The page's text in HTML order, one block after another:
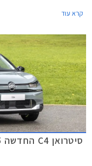
תחילתה של מגמת ירידת מחירים
קרא עוד
סיטרואן C4 החדשה 2025 מושקת בישראל